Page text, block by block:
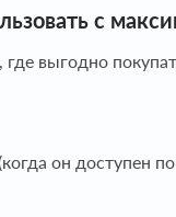
с
выгодно
он доступен